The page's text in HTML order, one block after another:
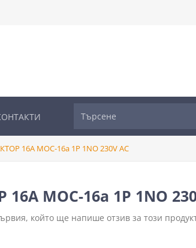
16A MOC-16a 1P 1NO 230V AC
MOC-16a 1P 1NO
който ще напише отзив за този